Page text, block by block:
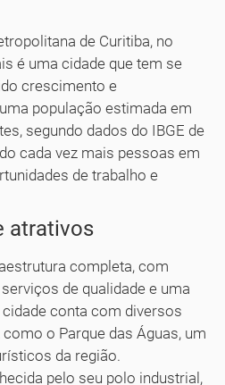
de Curitiba, no
é uma cidade que tem se
crescimento e
população estimada em
segundo dados do IBGE de
cada vez mais pessoas em
de trabalho e
atrativos
completa, com
de qualidade e uma
conta com diversos
o Parque das Águas, um
da região.
pelo seu polo industrial,